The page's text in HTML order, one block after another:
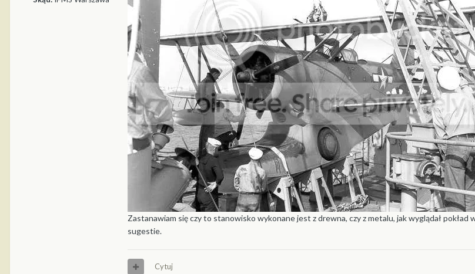
Zastanawiam się czy to stanowisko wykonane jest z drewna, czy z metalu, jak wyglądał
sugestie.
Cytuj